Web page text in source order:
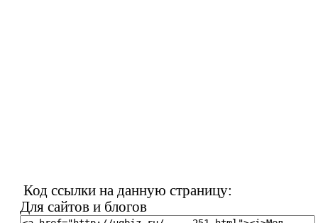
Код ссылки на данную страницу:
Для сайтов и блогов